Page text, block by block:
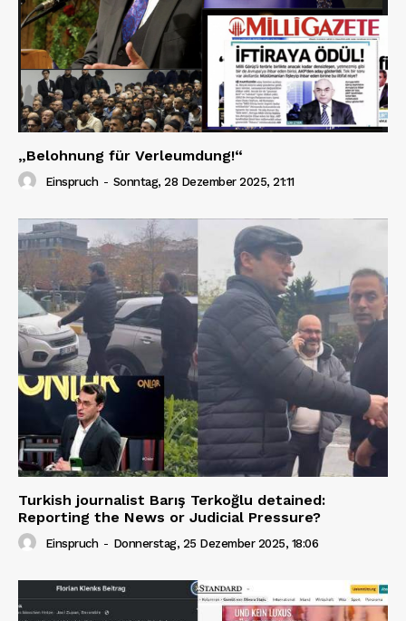
„Belohnung für Verleumdung!“
Einspruch - Sonntag, 28 Dezember 2025, 21:11
Turkish journalist Barış Terkoğlu detained:
Reporting the News or Judicial Pressure?
Einspruch - Donnerstag, 25 Dezember 2025, 18:06